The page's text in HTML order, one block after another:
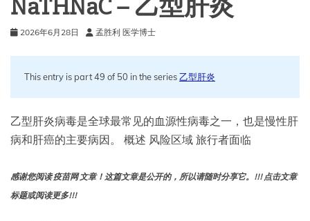
NaTHNaC – 乙型肝炎
2026年6月28日 孟胜利 医学博士
This entry is part 49 of 50 in the series乙型肝炎
乙型肝炎病毒是全球最常见的血源性病毒之一，也是慢性肝
病和肝癌的主要病因。 概述 风险区域 旅行者面临
感谢您阅读 疫苗网 文章！这篇文章是公开的，所以请随时分享它。!!! 点击文章
标题或阅读更多!!!